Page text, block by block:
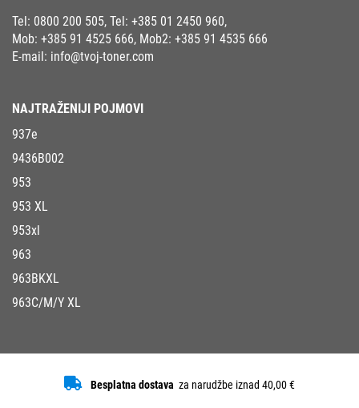
Tel: 0800 200 505, Tel: +385 01 2450 960,
Mob: +385 91 4525 666, Mob2: +385 91 4535 666
E-mail: info@tvoj-toner.com
NAJTRAŽENIJI POJMOVI
937e
9436B002
953
953 XL
953xl
963
963BKXL
963C/M/Y XL
Besplatna dostava za narudžbe iznad 40,00 €